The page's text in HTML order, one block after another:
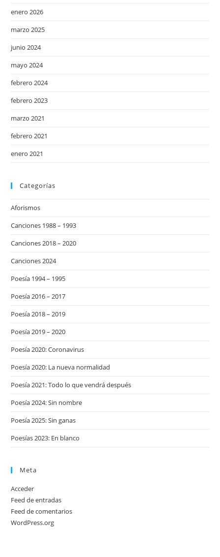
enero 2026
marzo 2025
junio 2024
mayo 2024
febrero 2024
febrero 2023
marzo 2021
febrero 2021
enero 2021
Categorías
Aforismos
Canciones 1988 – 1993
Canciones 2018 – 2020
Canciones 2024
Poesía 1994 – 1995
Poesía 2016 – 2017
Poesía 2018 – 2019
Poesía 2019 – 2020
Poesía 2020: Coronavirus
Poesía 2020: La nueva normalidad
Poesía 2021: Todo lo que vendrá después
Poesía 2024: Sin nombre
Poesía 2025: Sin ganas
Poesías 2023: En blanco
Meta
Acceder
Feed de entradas
Feed de comentarios
WordPress.org